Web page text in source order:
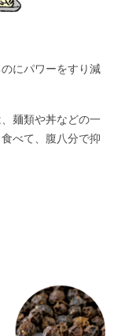
にパワーをすり減
麺類や丼などの一
べて、腹八分で抑